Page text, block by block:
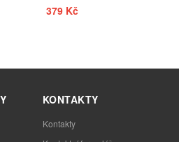
379 Kč
KONTAKTY
Kontakty